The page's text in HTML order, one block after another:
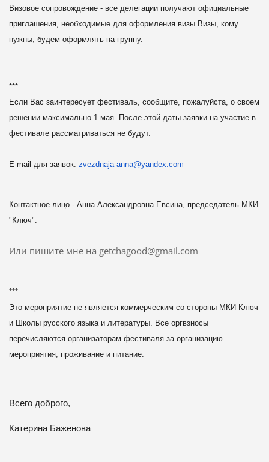
Визовое сопровождение - все делегации получают официальные
приглашения, необходимые для оформления визы Визы, кому
нужны, будем оформлять на группу.
***
Если Вас заинтересует фестиваль, сообщите, пожалуйста, о своем
решении максимально 1 мая. После этой даты заявки на участие в
фестивале рассматриваться не будут.
E-mail для заявок: zvezdnaja-anna@yandex.com
Контактное лицо - Анна Александровна Евсина, председатель МКИ
"Ключ".
Или пишите мне на getchagood@gmail.com
***
Это мероприятие не является коммерческим со стороны МКИ Ключ
и Школы русского языка и литературы. Все оргвзносы
перечисляются организаторам фестиваля за организацию
мероприятия, проживание и питание.
Всего доброго,
Катерина Баженова